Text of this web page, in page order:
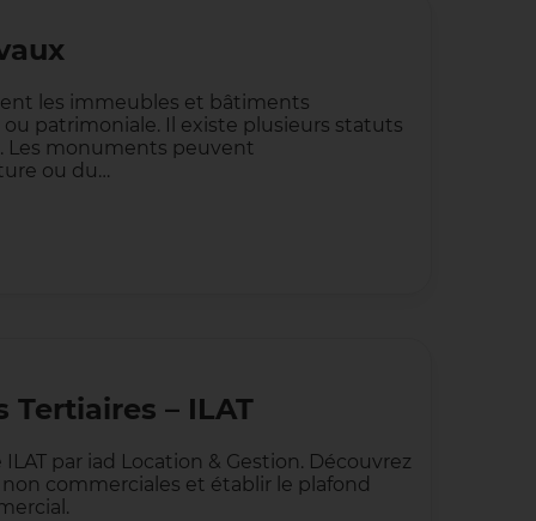
les immeubles et bâtiments
patrimoniale. Il existe plusieurs statuts
Les monuments peuvent
ou du…
– ILAT
par iad Location & Gestion. Découvrez
commerciales et établir le plafond